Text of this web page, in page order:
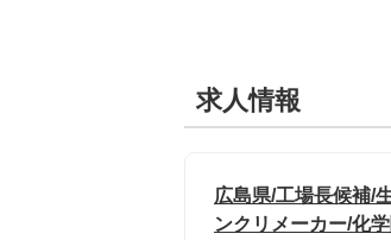
求人情報
広島県/工場長候補/
ンクリメーカー/化